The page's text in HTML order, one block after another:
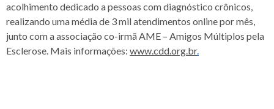
acolhimento dedicado a pessoas com diagnóstico crônicos,
realizando uma média de 3 mil atendimentos online por mês,
junto com a associação co-irmã AME – Amigos Múltiplos pela
Esclerose. Mais informações: www.cdd.org.br.